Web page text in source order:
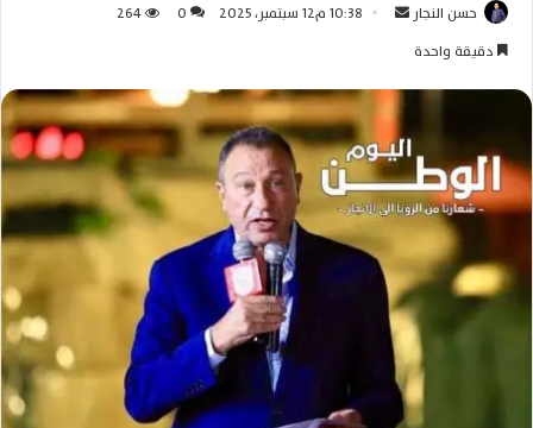
حسن النجار
ل
ر
ي
د
إ
ل
ك
ت
ر
10:38 م12 سبتمبر، 2025 0
264
دقيقة واحدة